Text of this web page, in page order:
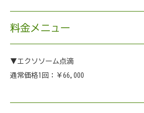
料金メニュー
▼エクソソーム点滴
通常価格1回：￥66,000